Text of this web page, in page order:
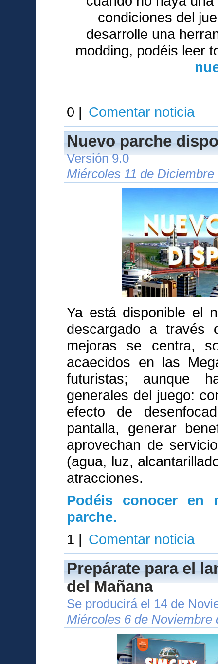
condiciones del
desarrolle una
modding, podéis leer
0 | Comentar noticia
Nuevo parche
Versión 9.0
Miércoles 11 de
Ya está disponible el
descargado a través
mejoras se centra,
acaecidos en las
futuristas; aunque
generales del juego:
efecto de
pantalla, generar
aprovechan de
(agua, luz,
atracciones.
Podéis conocer en
parche.
1 | Comentar noticia
Prepárate para el
del Mañana
Se producirá el 14 de
Miércoles 6 de Noviembre